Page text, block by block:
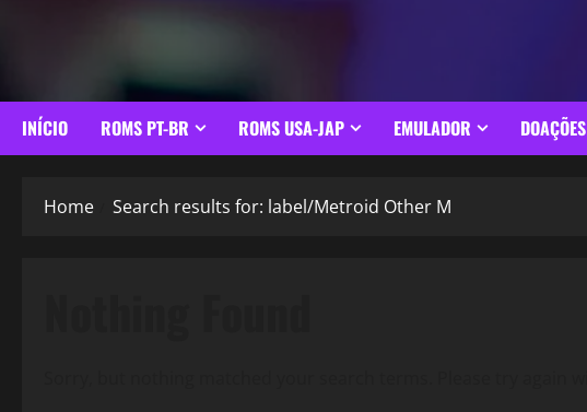
INÍCIO ROMS PT-BR ROMS USA-JAP EMULADOR DOAÇÕES
Home Search results for: label/Metroid Other M